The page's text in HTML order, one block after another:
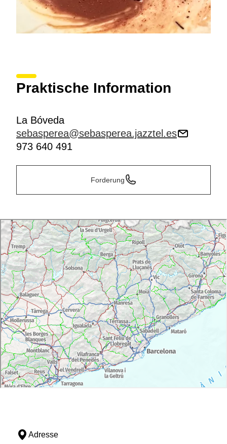
Praktische Information
La Bóveda
sebasperea@sebasperea.jazztel.es
973 640 491
Forderung
Adresse